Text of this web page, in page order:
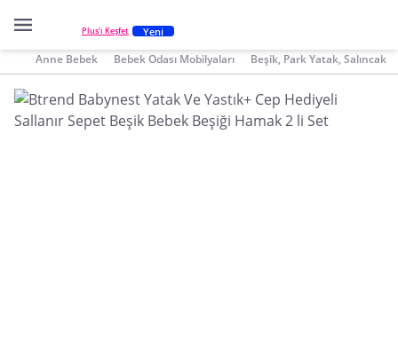
Plus'ı Keşfet Yeni
Anne Bebek Bebek Odası Mobilyaları Beşik, Park Yatak, Salıncak